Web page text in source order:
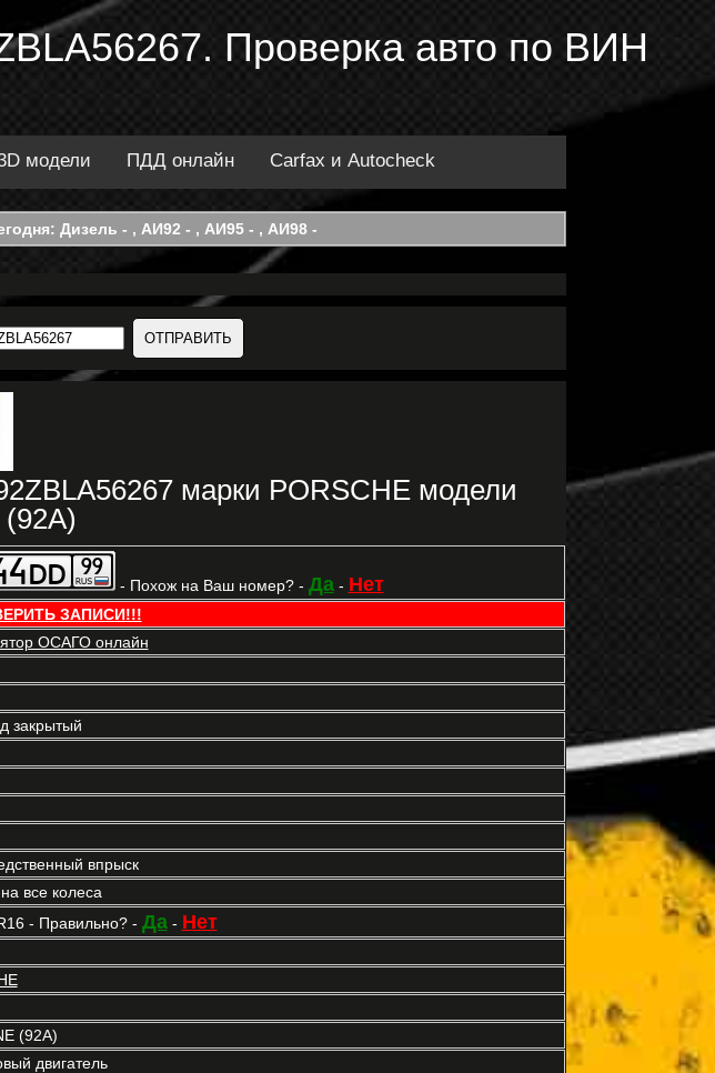
Проверка авто по ВИН
модели ПДД онлайн Carfax и Autocheck
Дизель - , АИ92 - , АИ95 - , АИ98 -
марки PORSCHE модели
- Похож на Ваш номер? - Да- Нет
ЗАПИСИ!!!
ОСАГО онлайн
закрытый
впрыск
все колеса
- Правильно? - Да- Нет
(92A)
двигатель